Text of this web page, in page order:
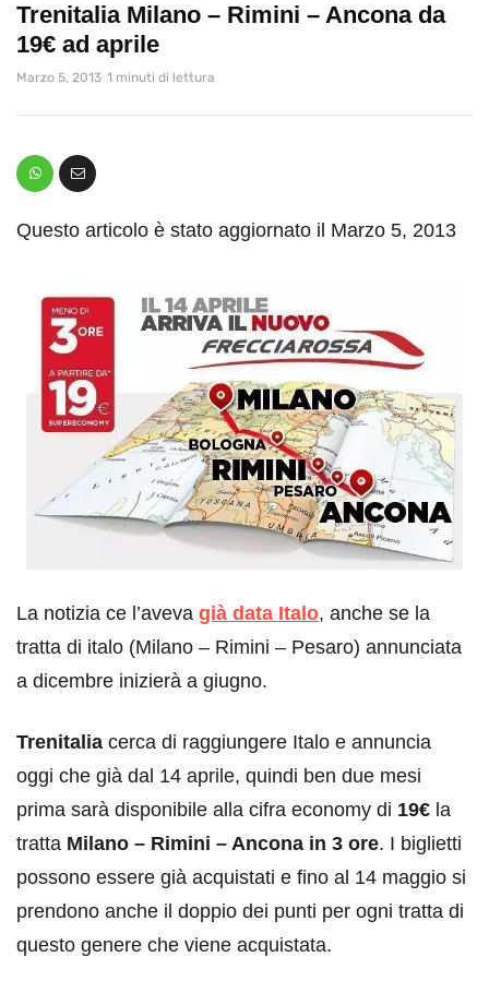
Trenitalia Milano – Rimini – Ancona da
19€ ad aprile
Marzo 5, 2013 1 minuti di lettura
Questo articolo è stato aggiornato il Marzo 5, 2013
La notizia ce l’aveva già data Italo, anche se la
tratta di italo (Milano – Rimini – Pesaro) annunciata
a dicembre inizierà a giugno.
Trenitalia cerca di raggiungere Italo e annuncia
oggi che già dal 14 aprile, quindi ben due mesi
prima sarà disponibile alla cifra economy di 19€ la
tratta Milano – Rimini – Ancona in 3 ore. I biglietti
possono essere già acquistati e fino al 14 maggio si
prendono anche il doppio dei punti per ogni tratta di
questo genere che viene acquistata.